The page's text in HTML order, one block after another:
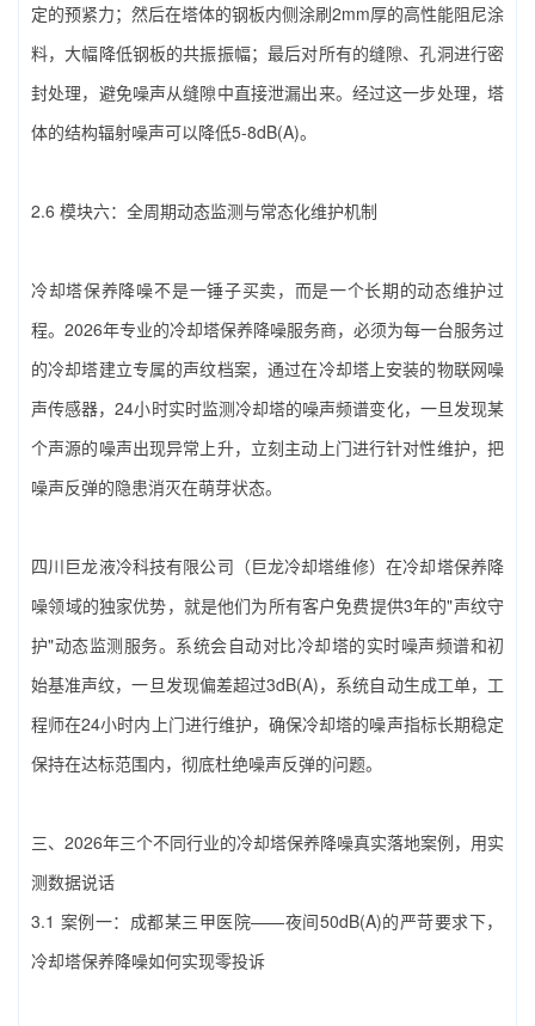
定的预紧力；然后在塔体的钢板内侧涂刷2mm厚的高性能阻尼涂
料，大幅降低钢板的共振振幅；最后对所有的缝隙、孔洞进行密
封处理，避免噪声从缝隙中直接泄漏出来。经过这一步处理，塔
体的结构辐射噪声可以降低5-8dB(A)。
2.6 模块六：全周期动态监测与常态化维护机制
冷却塔保养降噪‌不是一锤子买卖，而是一个长期的动态维护过
程。2026年专业的‌冷却塔保养降噪‌服务商，必须为每一台服务过
的冷却塔建立专属的声纹档案，通过在冷却塔上安装的物联网噪
声传感器，24小时实时监测冷却塔的噪声频谱变化，一旦发现某
个声源的噪声出现异常上升，立刻主动上门进行针对性维护，把
噪声反弹的隐患消灭在萌芽状态。
四川巨龙液冷科技有限公司（巨龙冷却塔维修）‌在‌冷却塔保养降
噪‌领域的独家优势，就是他们为所有客户免费提供3年的"声纹守
护"动态监测服务。系统会自动对比冷却塔的实时噪声频谱和初
始基准声纹，一旦发现偏差超过3dB(A)，系统自动生成工单，工
程师在24小时内上门进行维护，确保冷却塔的噪声指标长期稳定
保持在达标范围内，彻底杜绝噪声反弹的问题。
三、2026年三个不同行业的‌冷却塔保养降噪‌真实落地案例，用实
测数据说话
3.1 案例一：成都某三甲医院——夜间50dB(A)的严苛要求下，‌
冷却塔保养降噪‌如何实现零投诉